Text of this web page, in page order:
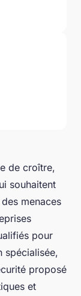
de croître,
souhaitent
menaces
pour
spécialisée,
proposé
et